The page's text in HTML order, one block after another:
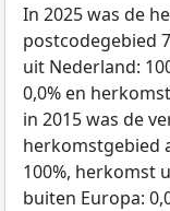
In 2025 was de
postcodegebied
uit Nederland:
0,0% en
in 2015 was de
herkomstgebied
100%, herkomst
buiten Europa: